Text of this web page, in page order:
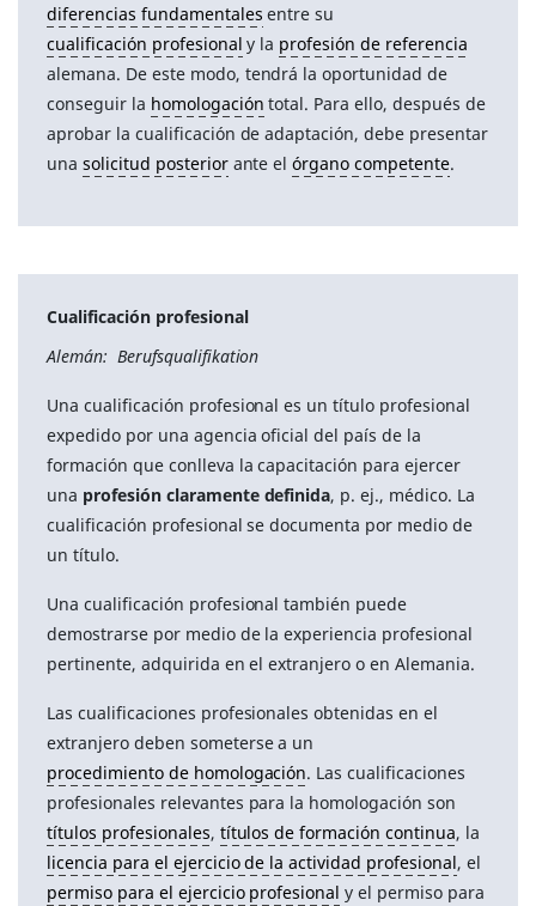
diferencias fundamentales entre su
cualificación profesional y la profesión de referencia
alemana. De este modo, tendrá la oportunidad de
conseguir la homologación total. Para ello, después de
aprobar la cualificación de adaptación, debe presentar
una solicitud posteriorante elórgano competente.
Cualificación profesional
Alemán: Berufsqualifikation
Una cualificación profesional es un título profesional
expedido por una agencia oficial del país de la
formación que conlleva la capacitación para ejercer
una profesión claramente definida, p. ej., médico. La
cualificación profesional se documenta por medio de
un título.
Una cualificación profesional también puede
demostrarse por medio de la experiencia profesional
pertinente, adquirida en el extranjero o en Alemania.
Las cualificaciones profesionales obtenidas en el
extranjero deben someterse a un
procedimiento de homologación. Las cualificaciones
profesionales relevantes para la homologación son
títulos profesionales, títulos de formación continua, la
licencia para el ejercicio de la actividad profesional, el
permiso para el ejercicio profesional y el permiso para